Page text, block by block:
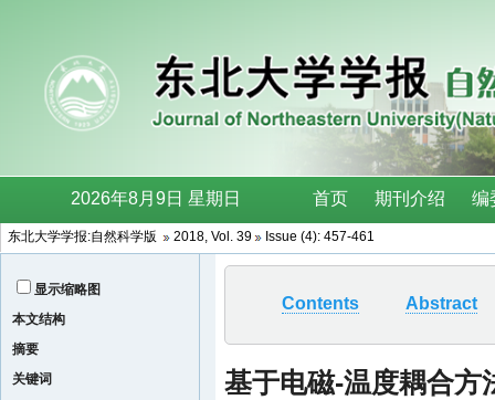
东北大学学报:自然科学版 2018, Vol. 39 Issue (4): 457-461
显示缩略图
本文结构
摘要
关键词
Contents Abstract
基于电磁-温度耦合方